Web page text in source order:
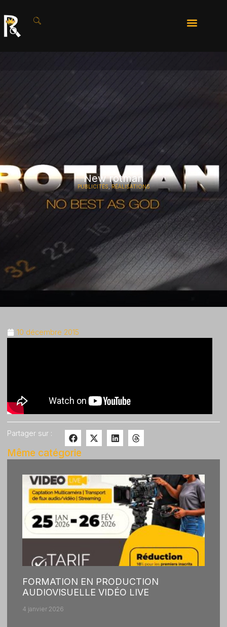
New rotman
PUBLICITÉS,RÉALISATIONS
10 décembre 2015
Partager sur :
Même catégorie
FORMATION EN PRODUCTION
AUDIOVISUELLE VIDÉO LIVE
4 janvier 2026